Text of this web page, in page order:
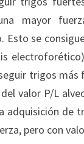
mayor
Esto se
trigos
valor P/L
adquisición de
pero con